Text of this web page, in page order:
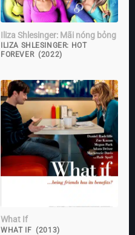
Iliza Shlesinger: Mãi nóng bỏng
ILIZA SHLESINGER: HOT
FOREVER (2022)
What If
WHAT IF (2013)